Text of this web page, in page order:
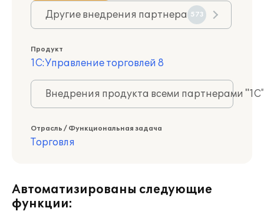
Другие внедрения партнера 573
Продукт
1С:Управление торговлей 8
Внедрения продукта всеми партнерами
Отрасль / Функциональная задача
Торговля
Автоматизированы следующие
функции: